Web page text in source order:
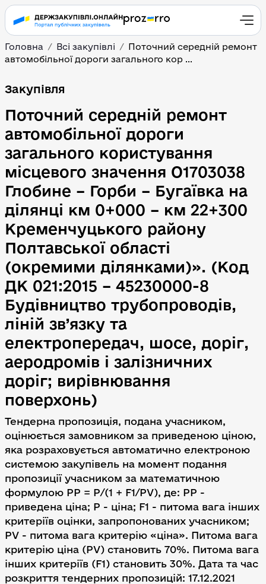
Головна Всі закупівлі
Поточний середній ремонт
автомобільної дороги загального кор ...
Поточний середній
Закупівля
Поточний середній ремонт
автомобільної дороги
загального користування
місцевого значення О1703038
Глобине – Горби – Бугаївка на
ділянці км 0+000 – км 22+300
Кременчуцького району
Полтавської області
(окремими ділянками)». (Код
ДК 021:2015 – 45230000-8
Будівництво трубопроводів,
ліній зв’язку та
електропередач, шосе, доріг,
аеродромів і залізничних
доріг; вирівнювання
поверхонь)
Тендерна пропозиція, подана учасником,
оцінюється замовником за приведеною ціною,
яка розраховується автоматично електроною
системою закупівель на момент подання
пропозиції учасником за математичною
формулою PP = P/(1 + F1/PV), де: PP -
приведена ціна; P - ціна; F1 - питома вага інших
критеріїв оцінки, запропонованих учасником;
PV - питома вага критерію «ціна». Питома вага
критерію ціна (PV) становить 70%. Питома вага
інших критеріїв (F1) становить 30%. Дата та час
розкриття тендерних пропозицій: 17.12.2021